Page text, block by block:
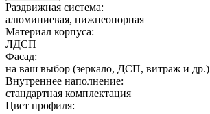
Раздвижная система:
алюминиевая, нижнеопорная
Материал корпуса:
ЛДСП
Фасад:
на ваш выбор (зеркало, ДСП, витраж и др.)
Внутреннее наполнение:
стандартная комплектация
Цвет профиля: